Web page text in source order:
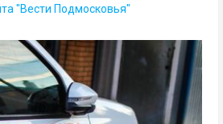
"Вести Подмосковья"